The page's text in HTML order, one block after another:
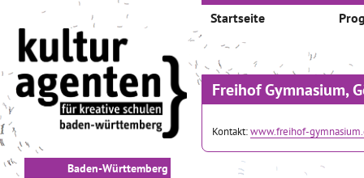
Baden-Württemberg
Startseite
Freihof Gymnasium,
Kontakt:www.freihof-